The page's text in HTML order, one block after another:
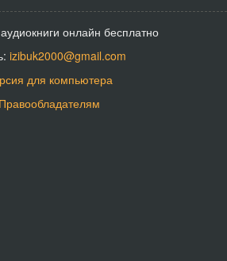
онлайн бесплатно
izibuk2000@gmail.com
для компьютера
Правообладателям